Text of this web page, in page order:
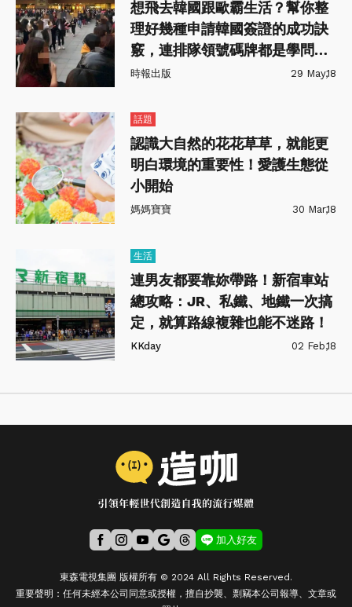
想飛去韓國跟歐霸生活？幫你整
理好幾種申請韓國簽證的成功訣
竅，連排隊領號碼牌都是學問啊
～
時報出版 29 May,18
話題
認識大自然的花花草草，就能更
明白環境的重要性！愛護生態從
小開始
媽媽寶寶 30 Mar,18
生活
連男友都要靠妳帶路！新宿車站
總攻略：JR、私鐵、地鐵一次搞
定，就算路線複雜也能不迷路！
KKday 02 Feb,18
加入好友
東森電視集團 版權所有 © 2024 All Rights Reserved.
重要聲明：任何未經本公司同意或授權，擅自抄襲、剽竊本公司報導、文章或